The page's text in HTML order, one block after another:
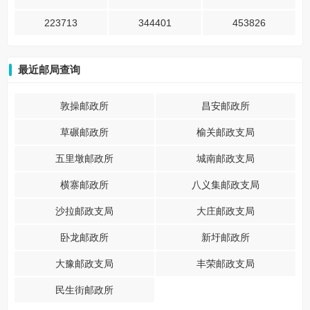
223713 344401 453826
最近邮局查询
敦操邮政所 昌安邮政所
草碾邮政所 榆关邮政支局
五里墩邮政所 城南邮政支局
横寨邮政所 八义集邮政支局
沙拉邮政支局 大庄邮政支局
卧龙邮政所 新圩邮政所
大豫邮政支局 丰荣邮政支局
民生街邮政所